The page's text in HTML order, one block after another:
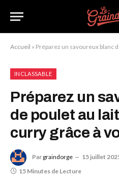
Accueil » Préparez un savoureux blanc de
INCLASSABLE
Préparez un
de poulet au
curry grâce à
Par graindorge 15 juillet
15 Minutes de Lecture